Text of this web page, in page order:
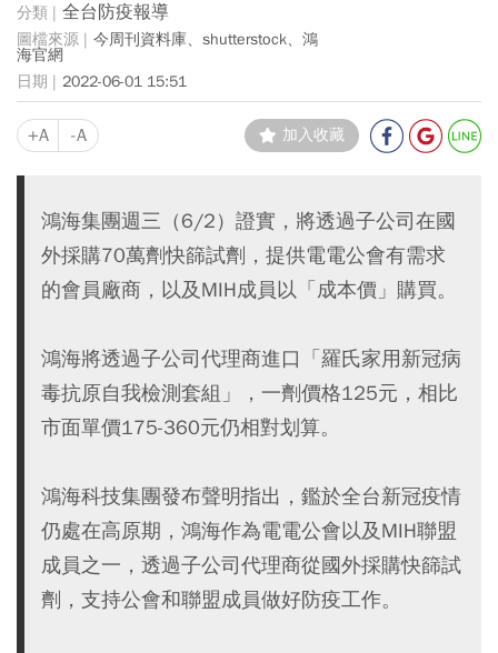
全台防疫報導
今周刊資料庫、shutterstock、鴻
海官網
2022-06-01 15:51
+A -A 加入收藏
鴻海集團週三（6/2）證實，將透過子公司在國
外採購70萬劑快篩試劑，提供電電公會有需求
的會員廠商，以及MIH成員以「成本價」購買。
鴻海將透過子公司代理商進口「羅氏家用新冠病
毒抗原自我檢測套組」，一劑價格125元，相比
市面單價175-360元仍相對划算。
鴻海科技集團發布聲明指出，鑑於全台新冠疫情
仍處在高原期，鴻海作為電電公會以及MIH聯盟
成員之一，透過子公司代理商從國外採購快篩試
劑，支持公會和聯盟成員做好防疫工作。